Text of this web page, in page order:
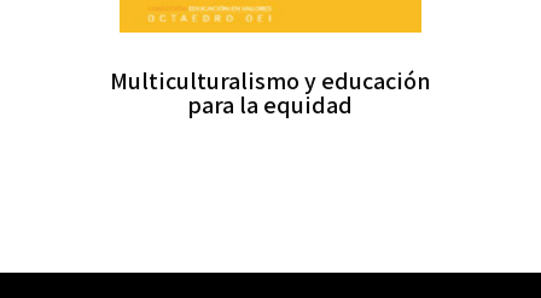
Multiculturalismo y educación
para la equidad